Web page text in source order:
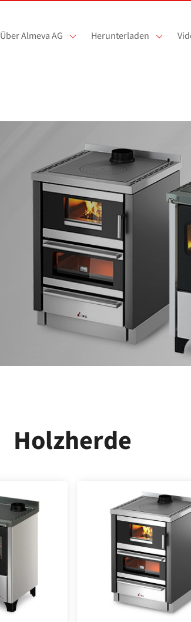
Über Almeva AG Herunterladen
Holzherde